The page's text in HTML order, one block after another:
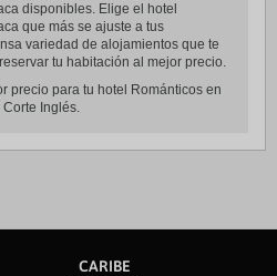
disponibles. Elige el hotel
que más se ajuste a tus
variedad de alojamientos que te
tu habitación al mejor precio.
precio para tu hotel Románticos en
Corte Inglés.
CARIBE